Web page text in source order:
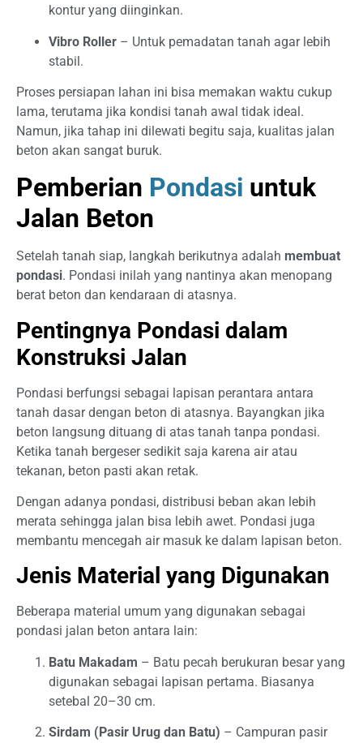
kontur yang diinginkan.
Vibro Roller – Untuk pemadatan tanah agar lebih
stabil.
Proses persiapan lahan ini bisa memakan waktu cukup
lama, terutama jika kondisi tanah awal tidak ideal.
Namun, jika tahap ini dilewati begitu saja, kualitas jalan
beton akan sangat buruk.
Pemberian Pondasi untuk
Jalan Beton
Setelah tanah siap, langkah berikutnya adalah membuat
pondasi. Pondasi inilah yang nantinya akan menopang
berat beton dan kendaraan di atasnya.
Pentingnya Pondasi dalam
Konstruksi Jalan
Pondasi berfungsi sebagai lapisan perantara antara
tanah dasar dengan beton di atasnya. Bayangkan jika
beton langsung dituang di atas tanah tanpa pondasi.
Ketika tanah bergeser sedikit saja karena air atau
tekanan, beton pasti akan retak.
Dengan adanya pondasi, distribusi beban akan lebih
merata sehingga jalan bisa lebih awet. Pondasi juga
membantu mencegah air masuk ke dalam lapisan beton.
Jenis Material yang Digunakan
Beberapa material umum yang digunakan sebagai
pondasi jalan beton antara lain:
Batu Makadam – Batu pecah berukuran besar yang
digunakan sebagai lapisan pertama. Biasanya
setebal 20–30 cm.
Sirdam (Pasir Urug dan Batu) – Campuran pasir